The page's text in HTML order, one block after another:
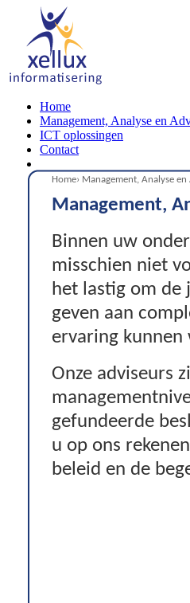
Home
Management, Analyse en
ICT oplossingen
Contact
Home› Management, Analyse en
Management,
Binnen uw
misschien niet
het lastig om de
geven aan
ervaring
Onze adviseurs
gefundeerde
u op ons
beleid en de